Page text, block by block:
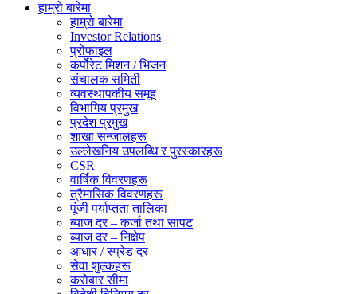
हाम्रो बारेमा
हाम्रो बारेमा
Investor Relations
प्रोफाइल
कर्पोरेट मिशन / भिजन
संचालक समिती
व्यवस्थापकीय समूह
विभागिय प्रमुख
प्रदेश प्रमुख
शाखा सन्जालहरू
उल्लेखनिय उपलब्धि र पुरस्कारहरू
CSR
वार्षिक विवरणहरू
त्रैमासिक विवरणहरू
पूंजी पर्याप्तता तालिका
ब्याज दर – कर्जा तथा सापट
ब्याज दर – निक्षेप
आधार / स्प्रेड दर
सेवा शुल्कहरू
करोबार सीमा